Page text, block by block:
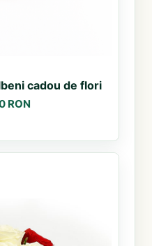
cadou de flori
RON